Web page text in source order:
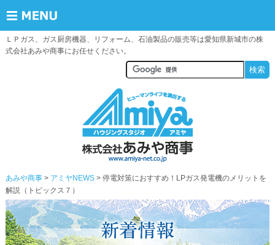
ＬＰガス、ガス厨房機器、リフォーム、石油製品の販売等は愛知県新城市の株
式会社あみや商事にお任せください。
あみや商事 アミヤNEWS> 停電対策におすすめ！LPガス発電機のメリットを
解説（トピックス７）